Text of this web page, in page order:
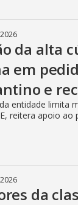
da alta
em
e
entidade limita
reitera apoio ao
da